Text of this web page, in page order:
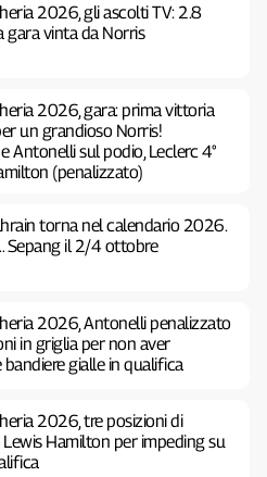
2026, gli ascolti TV: 2.8
gara vinta da Norris
2026, gara: prima vittoria
un grandioso Norris!
Antonelli sul podio, Leclerc 4°
(penalizzato)
torna nel calendario 2026.
Sepang il 2/4 ottobre
2026, Antonelli penalizzato
in griglia per non aver
gialle in qualifica
2026, tre posizioni di
Hamilton per impeding su